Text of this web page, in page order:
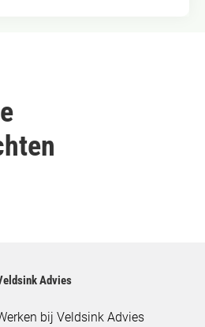
Advies
bij Veldsink Advies